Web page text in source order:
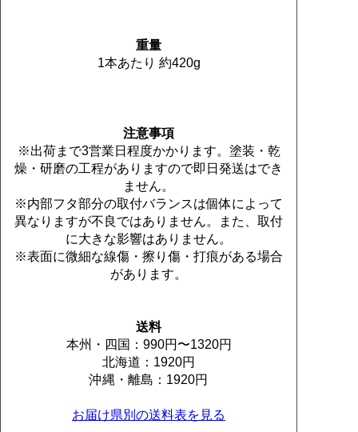
重量
1本あたり 約420g
注意事項
※出荷まで3営業日程度かかります。塗装・乾
燥・研磨の工程がありますので即日発送はでき
ません。
※内部フタ部分の取付バランスは個体によって
異なりますが不良ではありません。また、取付
に大きな影響はありません。
※表面に微細な線傷・擦り傷・打痕がある場合
があります。
送料
本州・四国：990円〜1320円
北海道：1920円
沖縄・離島：1920円
お届け県別の送料表を見る